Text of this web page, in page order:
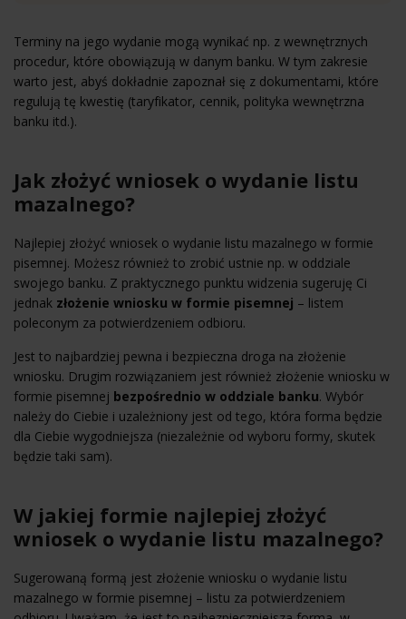
Terminy na jego wydanie mogą wynikać np. z wewnętrznych
procedur, które obowiązują w danym banku. W tym zakresie
warto jest, abyś dokładnie zapoznał się z dokumentami, które
regulują tę kwestię (taryfikator, cennik, polityka wewnętrzna
banku itd.).
Jak złożyć wniosek o wydanie listu
mazalnego?
Najlepiej złożyć wniosek o wydanie listu mazalnego w formie
pisemnej. Możesz również to zrobić ustnie np. w oddziale
swojego banku. Z praktycznego punktu widzenia sugeruję Ci
jednak złożenie wniosku w formie pisemnej – listem
poleconym za potwierdzeniem odbioru.
Jest to najbardziej pewna i bezpieczna droga na złożenie
wniosku. Drugim rozwiązaniem jest również złożenie wniosku w
formie pisemnej bezpośrednio w oddziale banku. Wybór
należy do Ciebie i uzależniony jest od tego, która forma będzie
dla Ciebie wygodniejsza (niezależnie od wyboru formy, skutek
będzie taki sam).
W jakiej formie najlepiej złożyć
wniosek o wydanie listu mazalnego?
Sugerowaną formą jest złożenie wniosku o wydanie listu
mazalnego w formie pisemnej – listu za potwierdzeniem